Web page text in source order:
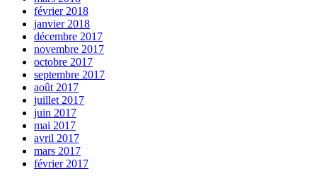
février 2018
janvier 2018
décembre 2017
novembre 2017
octobre 2017
septembre 2017
août 2017
juillet 2017
juin 2017
mai 2017
avril 2017
mars 2017
février 2017